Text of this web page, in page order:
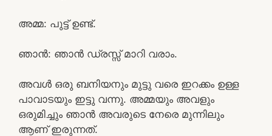
അമ്മ: പുട്ട് ഉണ്ട്.
ഞാൻ: ഞാൻ ഡ്രസ്സ്‌ മാറി വരാം.
അവൾ ഒരു ബനിയനും മുട്ടു വരെ ഇറക്കം ഉള്ള
പാവാടയും ഇട്ടു വന്നു. അമ്മയും അവളും
ഒരുമിച്ചും ഞാൻ അവരുടെ നേരെ മുന്നിലും
ആണ് ഇരുന്നത്.